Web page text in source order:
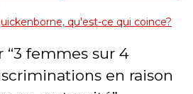
qu'est-ce qui coince?
“3 femmes sur 4
en raison